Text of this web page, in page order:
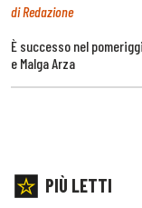
di Redazione
È successo nel
e Malga Arza
PIÙ LETTI